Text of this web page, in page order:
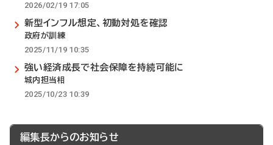
2026/02/19 17:05
新型インフル想定、初動対処を確認
政府が訓練
2025/11/19 10:35
強い経済成長で社会保障を持続可能に
城内担当相
2025/10/23 10:39
編集長からのお知らせ